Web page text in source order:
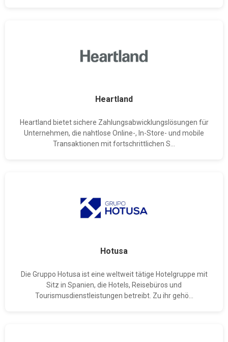
Heartland
Heartland bietet sichere Zahlungsabwicklungslösungen für
Unternehmen, die nahtlose Online-, In-Store- und mobile
Transaktionen mit fortschrittlichen S...
Hotusa
Die Gruppo Hotusa ist eine weltweit tätige Hotelgruppe mit
Sitz in Spanien, die Hotels, Reisebüros und
Tourismusdienstleistungen betreibt. Zu ihr gehö...